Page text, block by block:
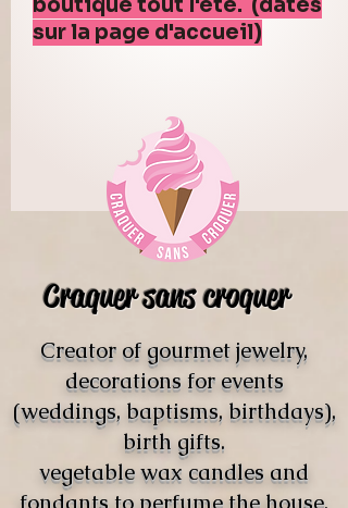
boutique tout l'été. (dates
sur la page d'accueil)
Craquer sans croquer
Creator of gourmet jewelry,
decorations for events
(weddings, baptisms, birthdays),
birth gifts.
vegetable wax candles and